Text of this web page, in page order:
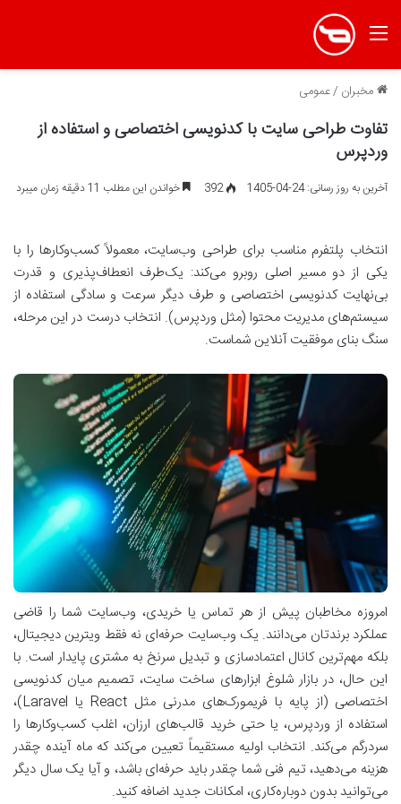
منو
مخبران /عمومی
تفاوت طراحی سایت با کدنویسی اختصاصی و استفاده از
وردپرس
آخرین به روز رسانی: 24-04-1405 392 خواندن این مطلب 11 دقیقه زمان میبرد
انتخاب پلتفرم مناسب برای طراحی وب‌سایت، معمولاً کسب‌وکارها را با
یکی از دو مسیر اصلی روبرو می‌کند: یک‌طرف انعطاف‌پذیری و قدرت
بی‌نهایت کدنویسی اختصاصی و طرف دیگر سرعت و سادگی استفاده از
سیستم‌های مدیریت محتوا (مثل وردپرس). انتخاب درست در این مرحله،
سنگ بنای موفقیت آنلاین شماست.
امروزه مخاطبان پیش از هر تماس یا خریدی، وب‌سایت شما را قاضی
عملکرد برندتان می‌دانند. یک وب‌سایت حرفه‌ای نه فقط ویترین دیجیتال،
بلکه مهم‌ترین کانال اعتمادسازی و تبدیل سرنخ به مشتری پایدار است. با
این حال، در بازار شلوغ ابزارهای ساخت سایت، تصمیم میان کدنویسی
اختصاصی (از پایه با فریمورک‌های مدرنی مثل React یا Laravel)،
استفاده از وردپرس، یا حتی خرید قالب‌های ارزان، اغلب کسب‌وکارها را
سردرگم می‌کند. انتخاب اولیه مستقیماً تعیین می‌کند که ماه آینده چقدر
هزینه می‌دهید، تیم فنی شما چقدر باید حرفه‌ای باشد، و آیا یک سال دیگر
می‌توانید بدون دوباره‌کاری، امکانات جدید اضافه کنید.